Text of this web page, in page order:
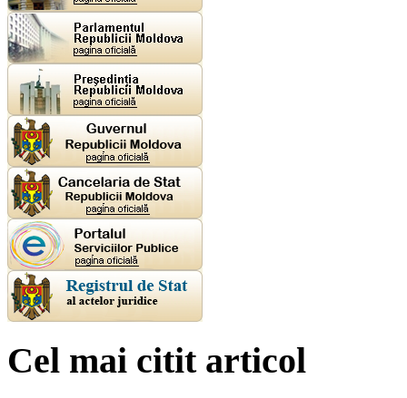
Cel mai citit articol